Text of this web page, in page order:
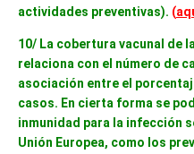
actividades preventivas). (
10/ La cobertura vacunal de
relaciona con el número de
asociación entre el
casos. En cierta forma se
inmunidad para la infección
Unión Europea, como los